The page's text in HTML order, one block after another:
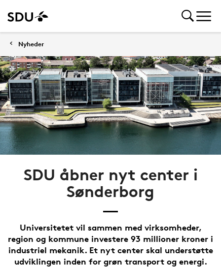
Nyheder
SDU åbner nyt center i
Sønderborg
Universitetet vil sammen med virksomheder,
region og kommune investere 93 millioner kroner i
industriel mekanik. Et nyt center skal understøtte
udviklingen inden for grøn transport og energi.